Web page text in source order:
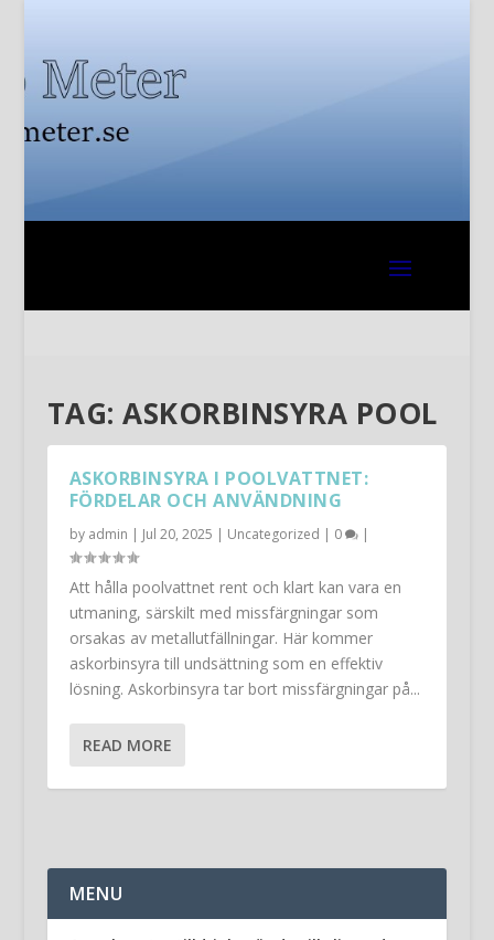
TAG:ASKORBINSYRA POOL
ASKORBINSYRA I POOLVATTNET:
FÖRDELAR OCH ANVÄNDNING
by admin | Jul 20, 2025 | Uncategorized | 0 |
Att hålla poolvattnet rent och klart kan vara en
utmaning, särskilt med missfärgningar som
orsakas av metallutfällningar. Här kommer
askorbinsyra till undsättning som en effektiv
lösning. Askorbinsyra tar bort missfärgningar på...
READ MORE
MENU